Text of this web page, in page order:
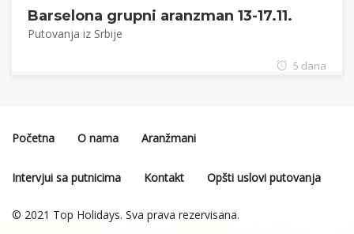
Barselona grupni aranzman 13-17.11.
Putovanja iz Srbije
5 dana
Početna O nama Aranžmani
Intervjui sa putnicima Kontakt Opšti uslovi putovanja
© 2021 Top Holidays. Sva prava rezervisana.